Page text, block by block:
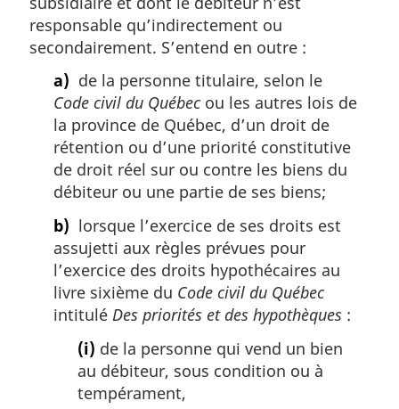
responsable qu’indirectement ou
secondairement. S’entend en outre :
a) de la personne titulaire, selon le
Code civil du Québecou les autres lois de
la province de Québec, d’un droit de
rétention ou d’une priorité constitutive
de droit réel sur ou contre les biens du
débiteur ou une partie de ses biens;
b) lorsque l’exercice de ses droits est
assujetti aux règles prévues pour
l’exercice des droits hypothécaires au
livre sixième du Code civil du Québec
intitulé Des priorités et des hypothèques :
(i) de la personne qui vend un bien
au débiteur, sous condition ou à
tempérament,